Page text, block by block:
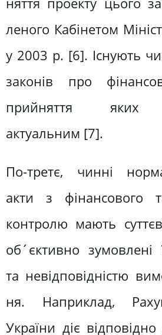
леного Кабінетом
у 2003 р. [6]. Існують
законів про
прийняття яких
актуальним [7].
По-третє, чинні
акти з фінансового
контролю мають
об´єктивно зумовлені
та невідповідністю
ня. Наприклад,
України діє